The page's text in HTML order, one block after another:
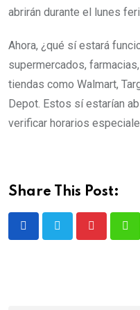
abrirán durante el lunes
Ahora, ¿qué sí estará
supermercados,
tiendas como Walmart,
Depot. Estos sí estarían
verificar horarios
Share This Post: